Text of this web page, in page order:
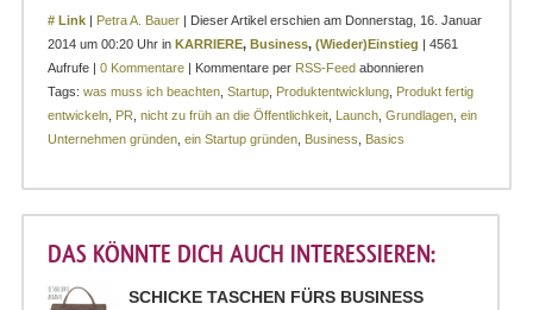
# Link | Petra A. Bauer | Dieser Artikel erschien am Donnerstag, 16. Januar
2014 um 00:20 Uhr in KARRIERE, Business, (Wieder)Einstieg | 4561
Aufrufe | 0 Kommentare | Kommentare per RSS-Feed abonnieren
Tags: was muss ich beachten Startup Produktentwicklung Produkt fertig
entwickeln PR nicht zu früh an die Öffentlichkeit Launch Grundlagen ein
Unternehmen gründen ein Startup gründen Business Basics
DAS KÖNNTE DICH AUCH INTERESSIEREN:
SCHICKE TASCHEN FÜRS BUSINESS